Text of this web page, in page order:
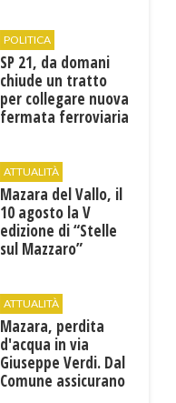
POLITICA
SP 21, da domani
chiude un tratto
per collegare nuova
fermata ferroviaria
ATTUALITÀ
Mazara del Vallo, il
10 agosto la V
edizione di “Stelle
sul Mazzaro”
ATTUALITÀ
Mazara, perdita
d'acqua in via
Giuseppe Verdi. Dal
Comune assicurano